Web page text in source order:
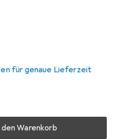
für genaue Lieferzeit
den Warenkorb